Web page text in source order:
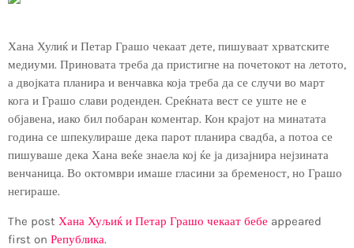
Хана Хулиќ и Петар Грашо чекаат дете, пишуваат хрватските
медиуми. Приновата треба да пристигне на почетокот на летото,
а двојката планира и венчавка која треба да се случи во март
кога и Грашо слави роденден. Среќната вест се уште не е
објавена, иако бил побаран коментар. Кон крајот на минатата
година се шпекулираше дека парот планира свадба, а потоа се
пишуваше дека Хана веќе знаела кој ќе ја дизајнира нејзината
венчаница. Во октомври имаше гласини за бременост, но Грашо
негираше.
The post Хана Хуљиќ и Петар Грашо чекаат бебе appeared
first on Република.